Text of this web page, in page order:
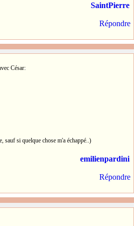
SaintPierre
Répondre
César:
si quelque chose m'a échappé..)
emilienpardini
Répondre